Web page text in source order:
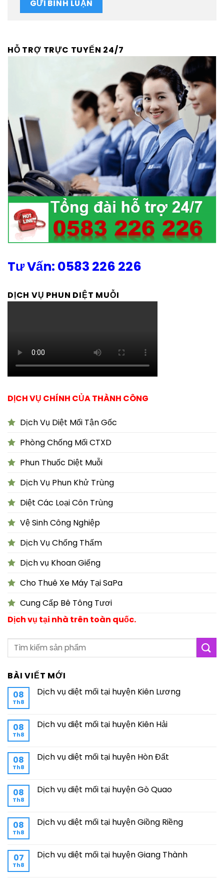
HỖ TRỢ TRỰC TUYẾN 24/7
Tư Vấn: 0583 226 226
DỊCH VỤ PHUN DIỆT MUỖI
DỊCH VỤ CHÍNH CỦA THÀNH CÔNG
Dịch Vụ Diệt Mối Tận Gốc
Phòng Chống Mối CTXD
Phun Thuốc Diệt Muỗi
Dịch Vụ Phun Khử Trùng
Diệt Các Loại Côn Trùng
Vệ Sinh Công Nghiệp
Dịch Vụ Chống Thấm
Dịch vụ Khoan Giếng
Cho Thuê Xe Máy Tại SaPa
Cung Cấp Bê Tông Tươi
Dịch vụ tại nhà trên toàn quốc.
BÀI VIẾT MỚI
08
Th8
Dịch vụ diệt mối tại huyện Kiên Lương
08
Th8
Dịch vụ diệt mối tại huyện Kiên Hải
08
Th8
Dịch vụ diệt mối tại huyện Hòn Đất
08
Th8
Dịch vụ diệt mối tại huyện Gò Quao
08
Th8
Dịch vụ diệt mối tại huyện Giồng Riềng
07
Th8
Dịch vụ diệt mối tại huyện Giang Thành